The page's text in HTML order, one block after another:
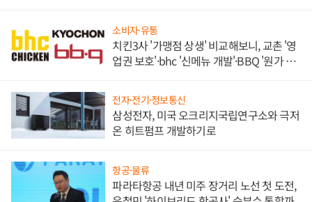
소비자·유통
치킨3사 '가맹점 상생' 비교해보니, 교촌 '영
업권 보호'·bhc '신메뉴 개발'·BBQ '원가 부
전자·전기·정보통신
삼성전자, 미국 오크리지국립연구소와 극저
온 히트펌프 개발하기로
항공·물류
파라타항공 내년 미주 장거리 노선 첫 도전,